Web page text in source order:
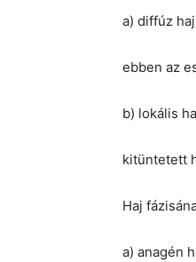
a) diffúz
ebben az
b) lokális
kitüntetett
Haj
a) anagén